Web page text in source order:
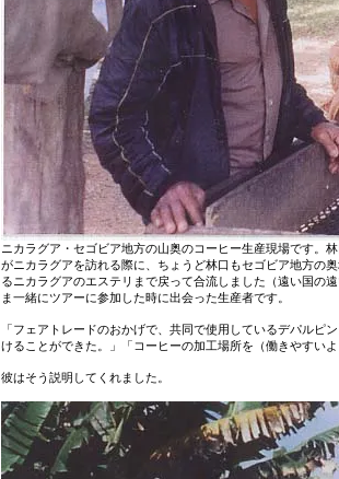
ニカラグア・セゴビア地方の山奥のコーヒー生産現場です。
がニカラグアを訪れる際に、ちょうど林口もセゴビア地方の
るニカラグアのエステリまで戻って合流しました（遠い国の
ま一緒にツアーに参加した時に出会った生産者です。
「フェアトレードのおかげで、共同で使用しているデパル
けることができた。」「コーヒーの加工場所を（働きやすい
彼はそう説明してくれました。